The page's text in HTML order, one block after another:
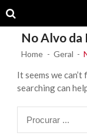
to
navigation
to
contentNo Alvo da
Home Geral
It seems we
searching can
por: